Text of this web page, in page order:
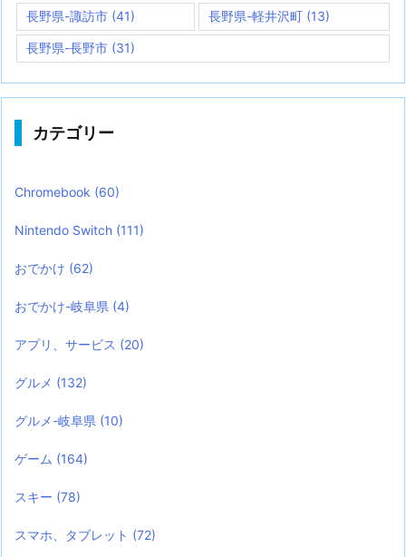
長野県-諏訪市 (41) 長野県-軽井沢町 (13)
長野県-長野市 (31)
カテゴリー
Chromebook (60)
Nintendo Switch (111)
おでかけ (62)
おでかけ-岐阜県 (4)
アプリ、サービス (20)
グルメ (132)
グルメ-岐阜県 (10)
ゲーム (164)
スキー (78)
スマホ、タブレット (72)